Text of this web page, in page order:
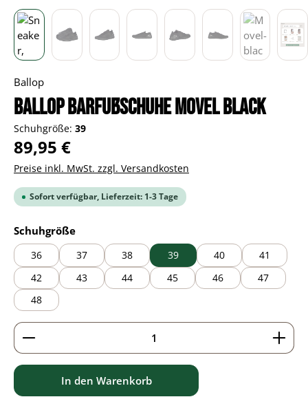
Ballop
BALLOP Barfußschuhe Movel black
Schuhgröße: 39
Regulärer Preis:
89,95 €
Preise inkl. MwSt. zzgl. Versandkosten
Sofort verfügbar, Lieferzeit: 1-3 Tage
Schuhgrößeauswählen
36 37 38 39 40
41
42
43 44 45 46
47
48
Produkt Anzahl: Gib den gewünschten Wert ein
In den Warenkorb